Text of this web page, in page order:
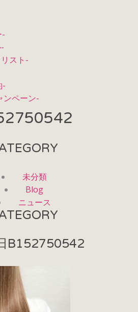
-
スト-
-
ンペーン-
未分類
Blog
ニュース
B152750542